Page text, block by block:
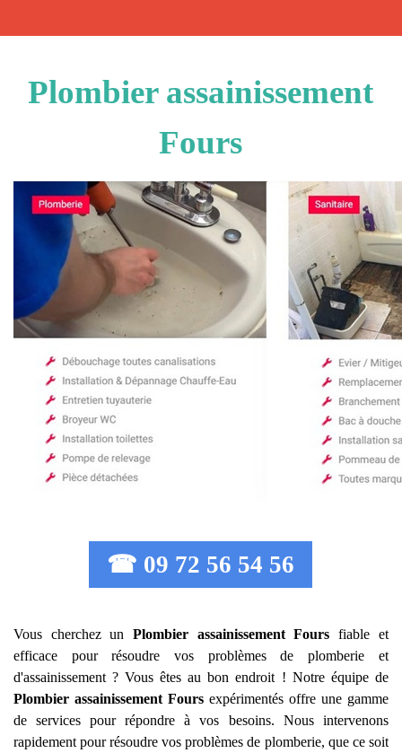
Plombier assainissement
Fours
☎ 09 72 56 54 56
Vous cherchez unPlombier assainissement Fours fiable et
efficace pour résoudre vos problèmes de plomberie et
d'assainissement ? Vous êtes au bon endroit ! Notre équipe de
Plombier assainissement Foursexpérimentés offre une gamme
de services pour répondre à vos besoins. Nous intervenons
rapidement pour résoudre vos problèmes de plomberie, que ce soit